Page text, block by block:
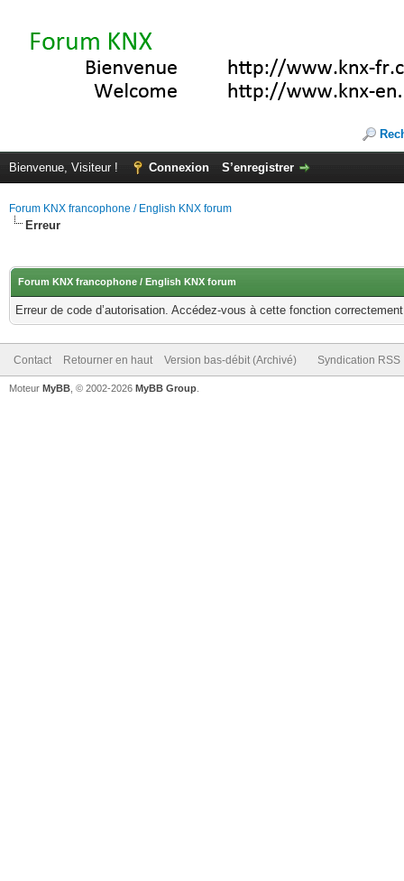
Bienvenue, Visiteur ! Connexion S’enregistrer
Forum KNX francophone / English KNX forum
Erreur
Forum KNX francophone / English KNX forum
Erreur de code d’autorisation. Accédez-vous à cette fonction
Contact Retourner en haut Version bas-débit (Archivé) Syndication RSS
Moteur MyBB , © 2002-2026 MyBB Group